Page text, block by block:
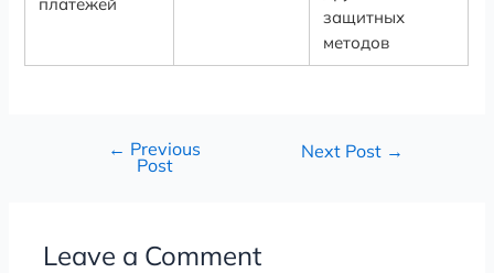
защитных
методов
← Previous
Post
Next Post →
Leave a Comment